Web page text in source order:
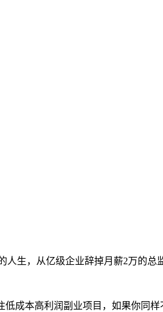
生，从亿级企业辞掉月薪2万的总
成本高利润副业项目，如果你同